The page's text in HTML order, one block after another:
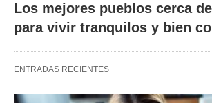
Los mejores pueblos cerca
para vivir tranquilos y bien
ENTRADAS RECIENTES